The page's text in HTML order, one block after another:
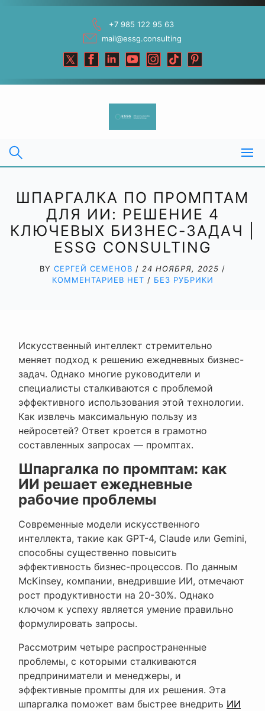
+7 985 122 95 63
mail@essg.consulting
ШПАРГАЛКА ПО ПРОМПТАМ
ДЛЯ ИИ: РЕШЕНИЕ 4
КЛЮЧЕВЫХ БИЗНЕС-ЗАДАЧ |
ESSG CONSULTING
BY СЕРГЕЙ СЕМЕНОВ / 24 НОЯБРЯ, 2025 /
КОММЕНТАРИЕВ НЕТ / БЕЗ РУБРИКИ
Искусственный интеллект стремительно
меняет подход к решению ежедневных бизнес-
задач. Однако многие руководители и
специалисты сталкиваются с проблемой
эффективного использования этой технологии.
Как извлечь максимальную пользу из
нейросетей? Ответ кроется в грамотно
составленных запросах — промптах.
Шпаргалка по промптам: как
ИИ решает ежедневные
рабочие проблемы
Современные модели искусственного
интеллекта, такие как GPT-4, Claude или Gemini,
способны существенно повысить
эффективность бизнес-процессов. По данным
McKinsey, компании, внедрившие ИИ, отмечают
рост продуктивности на 20-30%. Однако
ключом к успеху является умение правильно
формулировать запросы.
Рассмотрим четыре распространенные
проблемы, с которыми сталкиваются
предприниматели и менеджеры, и
эффективные промпты для их решения. Эта
шпаргалка поможет вам быстрее внедрить ИИ